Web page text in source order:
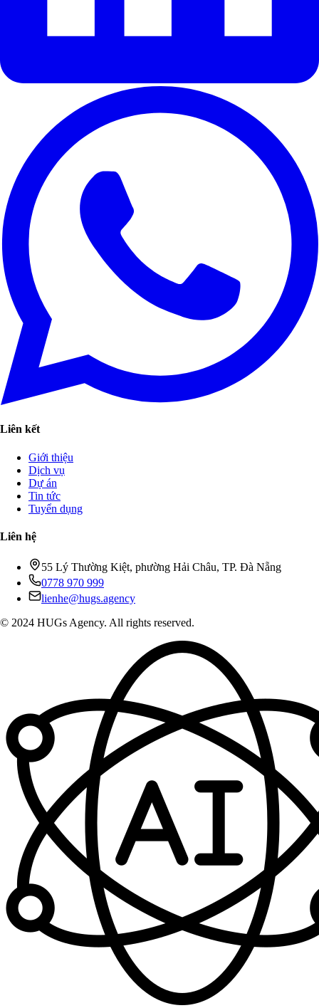
Liên kết
Giới thiệu
Dịch vụ
Dự án
Tin tức
Tuyển dụng
Liên hệ
55 Lý Thường Kiệt, phường Hải Châu, TP. Đà Nẵng
0778 970 999
lienhe@hugs.agency
© 2024 HUGs Agency. All rights reserved.